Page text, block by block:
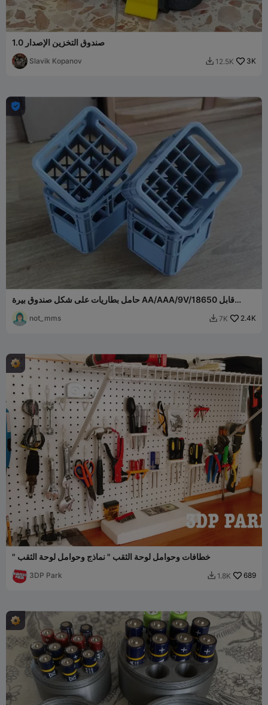
صندوق التخزين الإصدار 1.0
Slavik Kopanov  12.5K 3K

حامل بطاريات على شكل صندوق بيرة AA/AAA/9V/18650 قابل
not_mms  7K 2.4K
" خطافات وحوامل لوحة الثقب " نماذج وحوامل لوحة الثقب
3DP Park  1.8K 689